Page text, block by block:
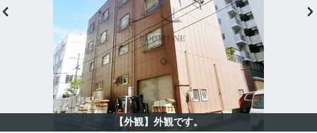
【外観】外観です。